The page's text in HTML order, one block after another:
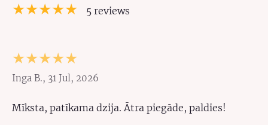
★★★★★ 5 reviews
★★★★★
Inga B., 31 Jul, 2026
Mīksta, patīkama dzija. Ātra piegāde, paldies!